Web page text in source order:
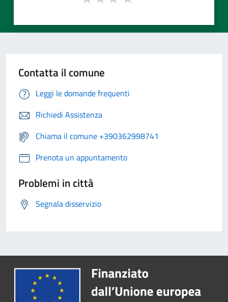
Contatta il comune
Leggi le domande frequenti
Richiedi Assistenza
Chiama il comune +390362998741
Prenota un appuntamento
Problemi in città
Segnala disservizio